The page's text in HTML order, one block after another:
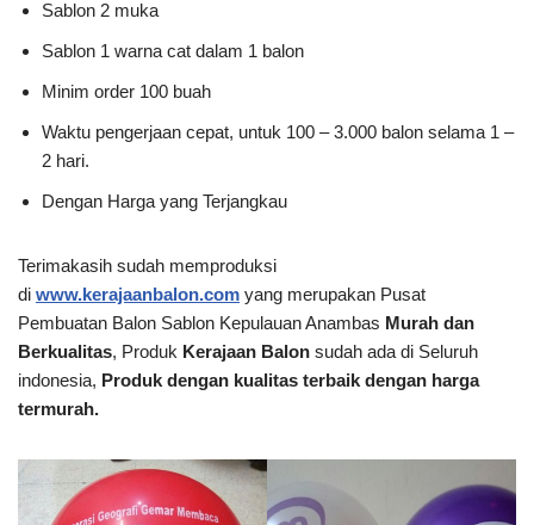
Sablon 2 muka
Sablon 1 warna cat dalam 1 balon
Minim order 100 buah
Waktu pengerjaan cepat, untuk 100 – 3.000 balon selama 1 –
2 hari.
Dengan Harga yang Terjangkau
Terimakasih sudah memproduksi
di www.kerajaanbalon.com yang merupakan Pusat
Pembuatan Balon Sablon Kepulauan Anambas Murah dan
Berkualitas, Produk Kerajaan Balon sudah ada di Seluruh
indonesia, Produk dengan kualitas terbaik dengan harga
termurah.